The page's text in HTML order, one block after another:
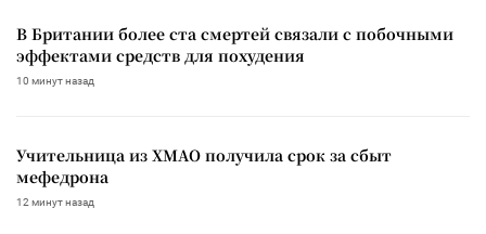
В Британии более ста смертей связали с побочными
эффектами средств для похудения
10 минут назад
Учительница из ХМАО получила срок за сбыт
мефедрона
12 минут назад